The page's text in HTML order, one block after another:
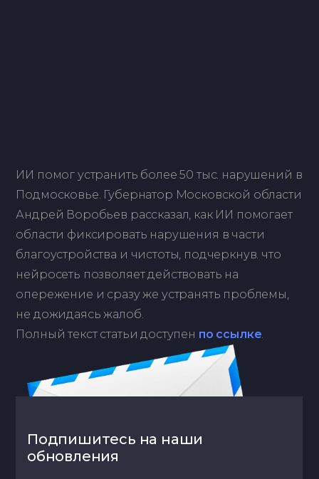
ИИ помог устранить более 50 тыс. нарушений в
Подмосковье. Губернатор Московской области
Андрей Воробьев рассказал, как ИИ помогает
области фиксировать нарушения в части
благоустройства и чистоты, подчеркнув. что
нейросеть позволяет действовать на
опережение и сразу же устранять проблемы,
не дожидаясь жалоб.
Полный текст статьи доступен по ссылке
Подпишитесь на наши
обновления